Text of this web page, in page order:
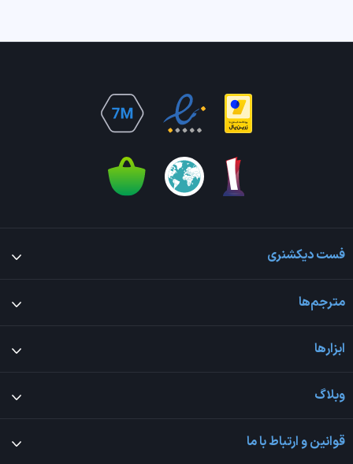
فست دیکشنری
مترجم‌ها
ابزارها
وبلاگ
قوانین و ارتباط با ما